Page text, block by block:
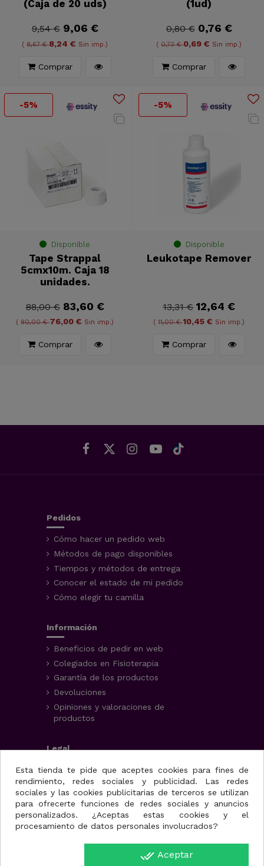
(Caja de 20 uds)
9,54 € 9,06 €
(8,67 €8,24 € Sin imp.)
Comprar
(1ud)
0,80 € 0,76 €
(0,73 €0,69 € Sin imp.)
Comprar
-5%
Disponible
Tape Strappal
5cmx10m. Caja 18
unidades.
88,00 € 83,60 €
(80,00 €76,00 € Sin imp.)
Comprar
-5%
Disponible
Leukotape Remover
13,31 € 12,64 €
(11,00 €10,45 € Sin imp.)
Comprar
Pedidos
Cómo hacer un pedido web
Métodos de pago disponibles
Tiempos y métodos de entrega
Conocer el estado de mi pedido
Cómo elegir tu camilla
Información
Beneficios de pedir en web
Colegiados en Fisioterapia
Garantía de los productos
Devoluciones
Opiniones y valoraciones de
productos
Legal
Aviso Legal
Condiciones generales
Política de privacidad
Uso de cookies
Fisioportunity S.L.
Avenida de la juventud,
Esta tienda te pide que aceptes cookies para fines de
rendimiento, redes sociales y publicidad. Las redes
sociales y las cookies publicitarias de terceros se utilizan
para ofrecerte funciones de redes sociales y anuncios
personalizados. ¿Aceptas estas cookies y el
procesamiento de datos personales involucrados?
done_all Aceptar